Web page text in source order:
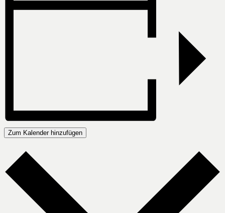
Zum Kalender hinzufügen